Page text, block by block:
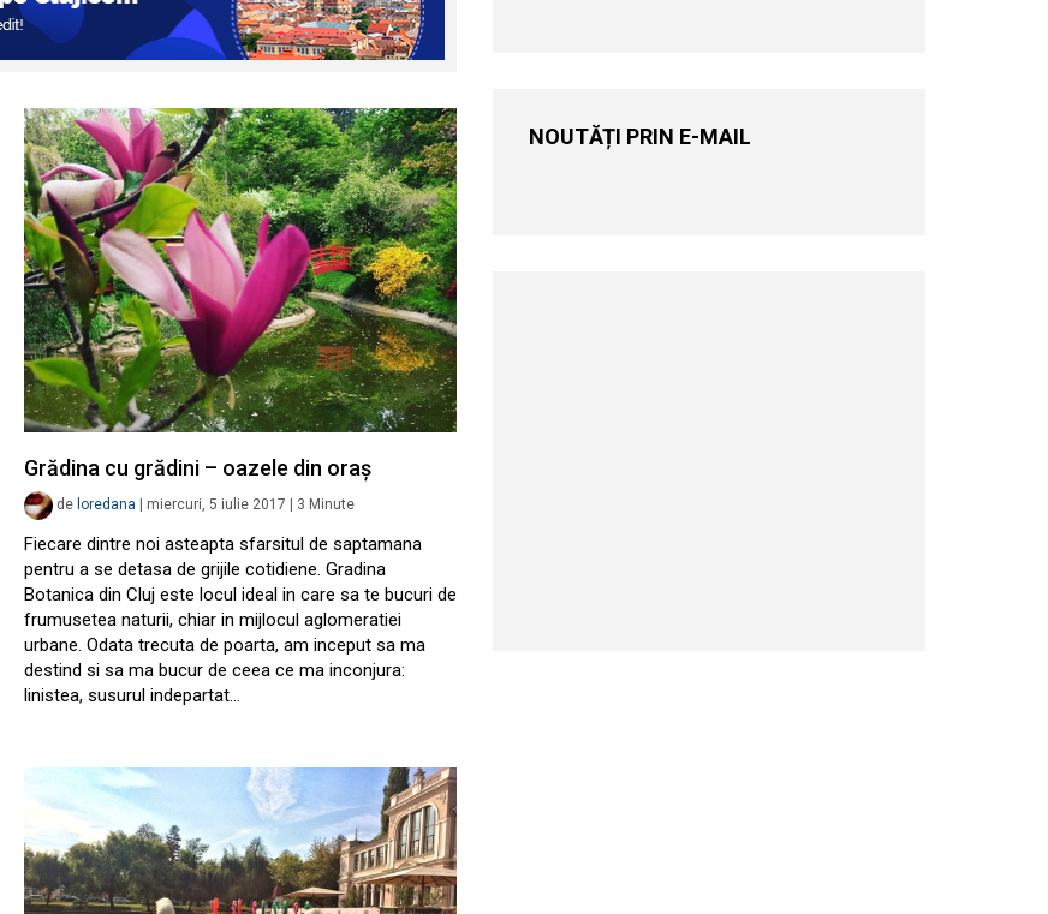
Grădina cu grădini – oazele din oraș
de loredana miercuri, 5 iulie 2017 3 Minute
Fiecare dintre noi asteapta sfarsitul de saptamana
pentru a se detasa de grijile cotidiene. Gradina
Botanica din Cluj este locul ideal in care sa te bucuri de
frumusetea naturii, chiar in mijlocul aglomeratiei
urbane. Odata trecuta de poarta, am inceput sa ma
destind si sa ma bucur de ceea ce ma inconjura:
linistea, susurul indepartat…
NOUTĂȚI PRIN E-MAIL